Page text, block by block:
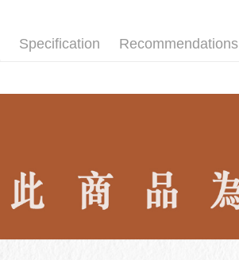
Specification Recommendations